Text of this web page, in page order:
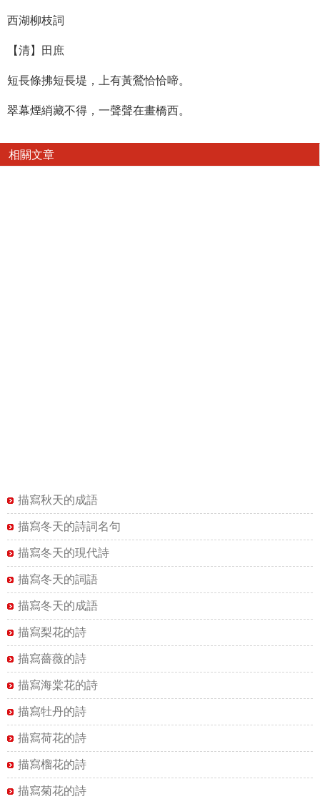
西湖柳枝詞
【清】田庶
短長條拂短長堤，上有黃鶯恰恰啼。
翠幕煙綃藏不得，一聲聲在畫橋西。
相關文章
描寫秋天的成語
描寫冬天的詩詞名句
描寫冬天的現代詩
描寫冬天的詞語
描寫冬天的成語
描寫梨花的詩
描寫薔薇的詩
描寫海棠花的詩
描寫牡丹的詩
描寫荷花的詩
描寫榴花的詩
描寫菊花的詩